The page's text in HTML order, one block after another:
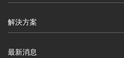
解決方案
最新消息